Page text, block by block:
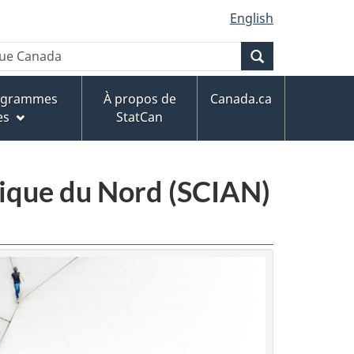
English
À propos de
StatCan
Canada.ca
du Nord (SCIAN)